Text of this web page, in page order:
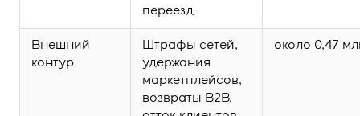
переезд
Внешний
контур
Штрафы сетей,
удержания
маркетплейсов,
возвраты B2B,
около 0,47